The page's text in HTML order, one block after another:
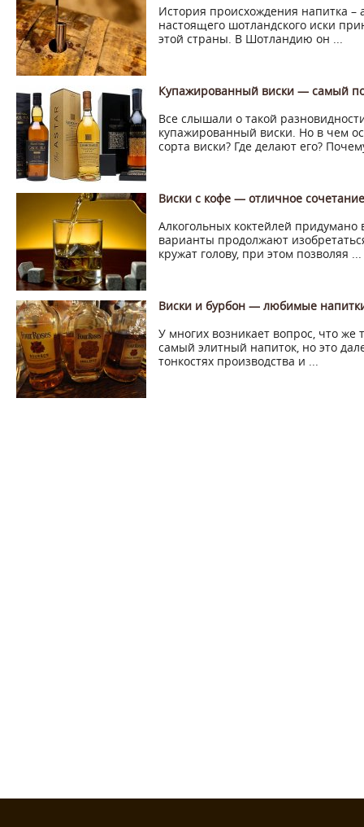
История происхождения напитка –
настоящего шотландского иски
этой страны. В Шотландию он ...
Купажированный виски — самый
Все слышали о такой
купажированный виски. Но в чем
сорта виски? Где делают его?
Виски с кофе — отличное
Алкогольных коктейлей
варианты продолжают
кружат голову, при этом позволяя ...
Виски и бурбон — любимые
У многих возникает вопрос, что же
самый элитный напиток, но это
тонкостях производства и ...